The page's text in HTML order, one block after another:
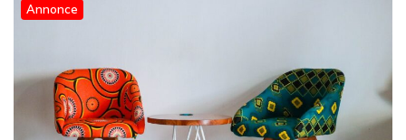
Annonce